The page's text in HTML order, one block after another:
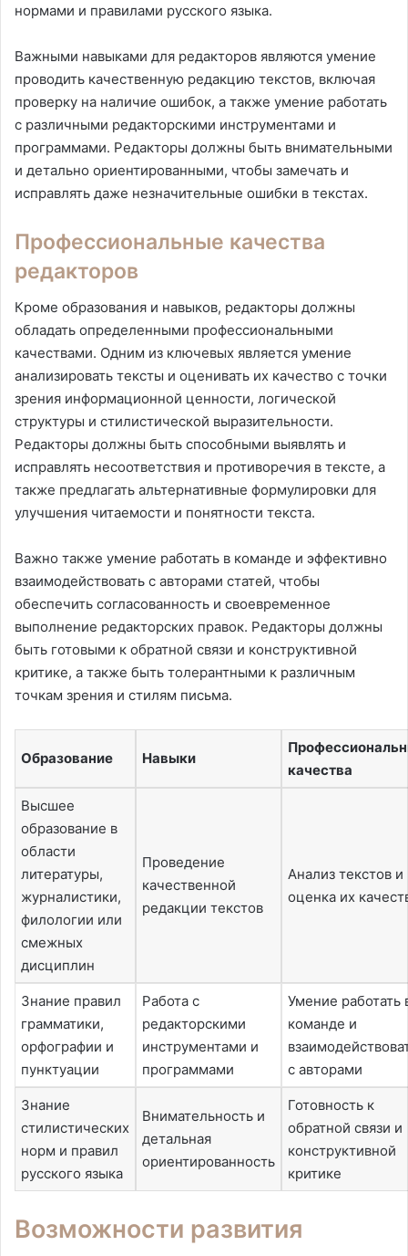
нормами и правилами русского языка.
Важными навыками для редакторов являются умение
проводить качественную редакцию текстов, включая
проверку на наличие ошибок, а также умение работать
с различными редакторскими инструментами и
программами. Редакторы должны быть внимательными
и детально ориентированными, чтобы замечать и
исправлять даже незначительные ошибки в текстах.
Профессиональные качества
редакторов
Кроме образования и навыков, редакторы должны
обладать определенными профессиональными
качествами. Одним из ключевых является умение
анализировать тексты и оценивать их качество с точки
зрения информационной ценности, логической
структуры и стилистической выразительности.
Редакторы должны быть способными выявлять и
исправлять несоответствия и противоречия в тексте, а
также предлагать альтернативные формулировки для
улучшения читаемости и понятности текста.
Важно также умение работать в команде и эффективно
взаимодействовать с авторами статей, чтобы
обеспечить согласованность и своевременное
выполнение редакторских правок. Редакторы должны
быть готовыми к обратной связи и конструктивной
критике, а также быть толерантными к различным
точкам зрения и стилям письма.
Образование Навыки
качества
Высшее
образование в
области
литературы,
журналистики,
филологии или
смежных
дисциплин
Проведение
качественной
редакции текстов
Анализ текстов и
оценка их
Знание правил
грамматики,
орфографии и
пунктуации
Работа с
редакторскими
инструментами и
программами
Умение работать
команде и
с авторами
Знание
стилистических
норм и правил
русского языка
Внимательность и
детальная
ориентированность
Готовность к
обратной связи и
конструктивной
критике
Возможности развития